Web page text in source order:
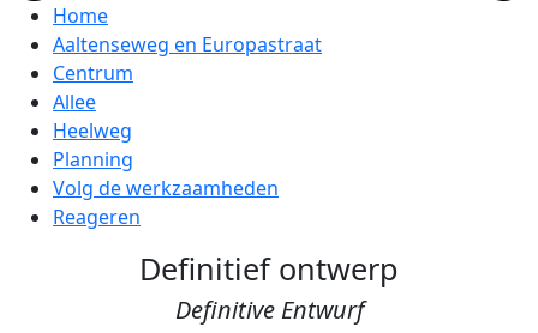
Home
Aaltenseweg en Europastraat
Centrum
Allee
Heelweg
Planning
Volg de werkzaamheden
Reageren
Definitief ontwerp
Definitive Entwurf